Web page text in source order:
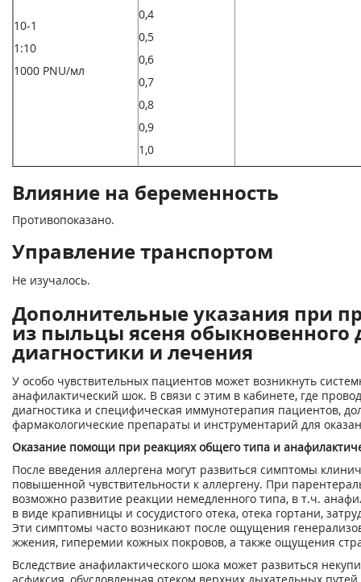
10-1
1:10
1000 PNU/мл
0,4
0,5
0,6
0,7
0,8
0,9
1,0
Влияние на беременность
Противопоказано.
Управление транспортом
Не изучалось.
Дополнительные указания при
из пыльцы ясеня обыкновенного
диагностики и лечения
У особо чувствительных пациентов может возникнуть
анафилактический шок. В связи с этим в кабинете, где
диагностика и специфическая иммунотерапия пациентов,
фармакологические препараты и инструментарий для
Оказание помощи при реакциях общего типа и
После введения аллергена могут развиться симптомы
повышенной чувствительности к аллергену. При
возможно развитие реакции немедленного типа, в т.ч.
в виде крапивницы и сосудистого отека, отека гортани,
Эти симптомы часто возникают после ощущения
жжения, гиперемии кожных покровов, а также ощущения
Вследствие анафилактического шока может развиться